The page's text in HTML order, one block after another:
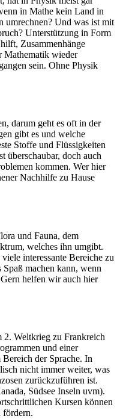
in Mathe kein Land in
umrechnen? Und was ist mit
Unterstützung in Form
Zusammenhänge
Mathematik wieder
sein. Ohne Physik
darum geht es oft in der
gibt es und welche
Stoffe und Flüssigkeiten
überschaubar, doch auch
kommen. Wer hier
Nachhilfe zu Hause
und Fauna, dem
welches ihn umgibt.
interessante Bereiche zu
machen kann, wenn
helfen wir auch hier
2. Weltkrieg zu Frankreich
und einer
der Sprache. In
nicht immer weiter, was
zurückzuführen ist.
Südsee Inseln uvm).
Kursen können
fördern.